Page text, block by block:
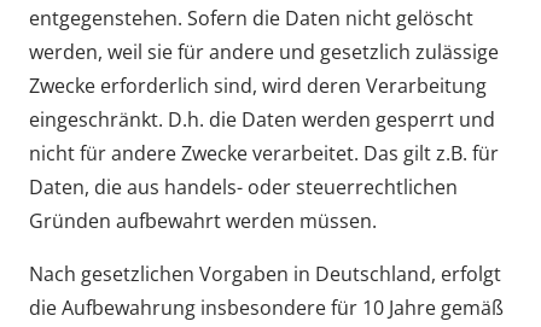
entgegenstehen. Sofern die Daten nicht gelöscht
werden, weil sie für andere und gesetzlich zulässige
Zwecke erforderlich sind, wird deren Verarbeitung
eingeschränkt. D.h. die Daten werden gesperrt und
nicht für andere Zwecke verarbeitet. Das gilt z.B. für
Daten, die aus handels- oder steuerrechtlichen
Gründen aufbewahrt werden müssen.
Nach gesetzlichen Vorgaben in Deutschland, erfolgt
die Aufbewahrung insbesondere für 10 Jahre gemäß